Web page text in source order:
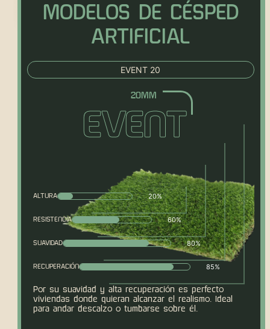
MODELOS DE CÉSPED
ARTIFICIAL
EVENT 20
EVENT
ALTURA 20%
RESISTENCIA 60%
SUAVIDAD 80%
RECUPERACIÓN 85%
Por su suavidad y alta recuperación es perfecto
viviendas donde quieran alcanzar el realismo. Ideal
para andar descalzo o tumbarse sobre él.